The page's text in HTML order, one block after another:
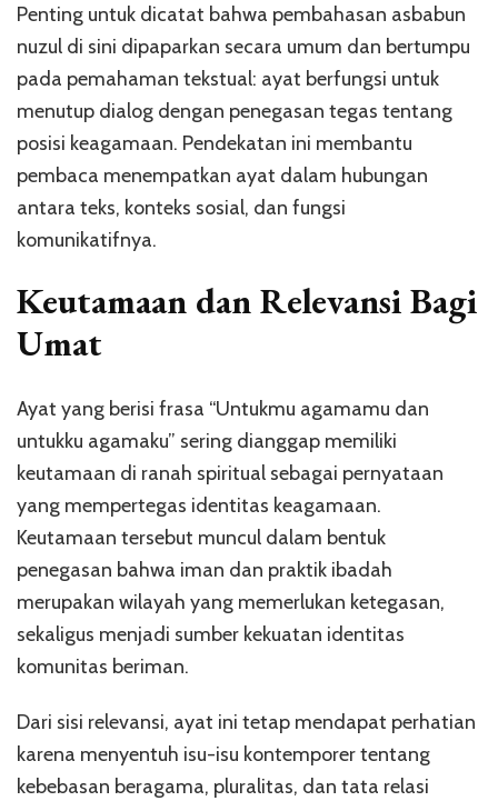
Penting untuk dicatat bahwa pembahasan asbabun
nuzul di sini dipaparkan secara umum dan bertumpu
pada pemahaman tekstual: ayat berfungsi untuk
menutup dialog dengan penegasan tegas tentang
posisi keagamaan. Pendekatan ini membantu
pembaca menempatkan ayat dalam hubungan
antara teks, konteks sosial, dan fungsi
komunikatifnya.
Keutamaan dan Relevansi Bagi
Umat
Ayat yang berisi frasa “Untukmu agamamu dan
untukku agamaku” sering dianggap memiliki
keutamaan di ranah spiritual sebagai pernyataan
yang mempertegas identitas keagamaan.
Keutamaan tersebut muncul dalam bentuk
penegasan bahwa iman dan praktik ibadah
merupakan wilayah yang memerlukan ketegasan,
sekaligus menjadi sumber kekuatan identitas
komunitas beriman.
Dari sisi relevansi, ayat ini tetap mendapat perhatian
karena menyentuh isu-isu kontemporer tentang
kebebasan beragama, pluralitas, dan tata relasi